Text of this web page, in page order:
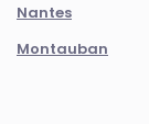
Nantes
Montauban